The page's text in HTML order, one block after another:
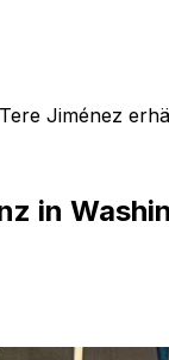
Jiménez
in